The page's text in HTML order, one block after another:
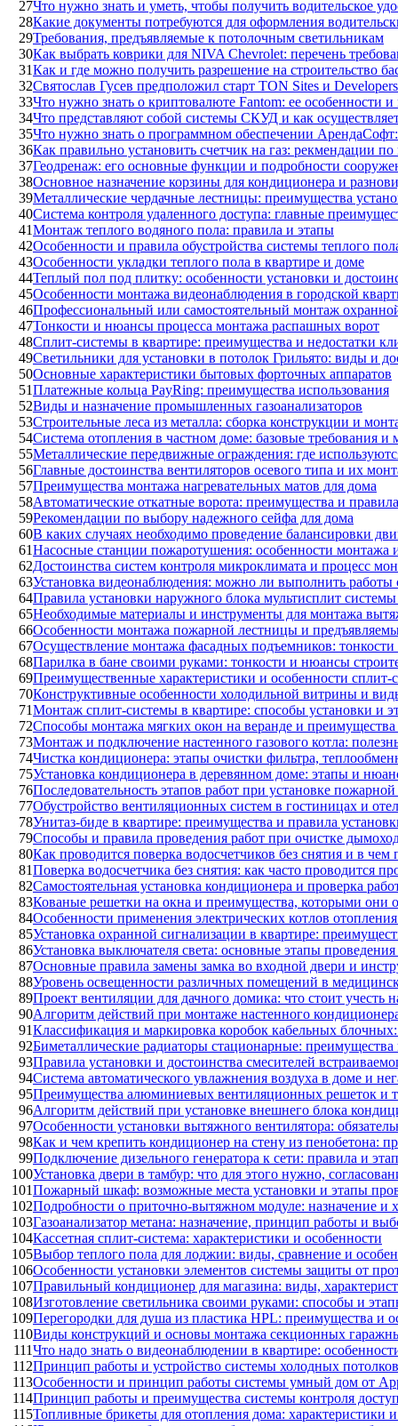
27Что нужно знать и уметь, чтобы получить водительское
28Какие документы потребуются для оформления
29Требования, предъявляемые к потолочным светильникам
30Как выбрать коврики для NIVA Chevrolet: перечень
31Как и где можно получить разрешение на строительство
32Святослав Гусев предположил старт TON Sites и
33Что нужно знать о криптовалюте Fantom: ее особенности
34Что представляют собой системы СКУД и как
35Что нужно знать о программном обеспечении
36Как правильно установить счетчик на газ: рекмендации
37Геодренаж: его основные функции и подробности
38Основное назначение корзины для кондиционера и
39Металлические чердачные лестницы: преимущества
40Система контроля удаленного доступа: главные
41Монтаж теплого водяного пола: правила и этапы
42Особенности и правила обустройства системы теплого
43Особенности укладки теплого пола в квартире и доме
44Теплый пол под плитку: особенности установки и
45Особенности монтажа видеонаблюдения в городской
46Профессиональный или самостоятельный монтаж
47Тонкости и нюансы процесса монтажа распашных ворот
48Сплит-системы в квартире: преимущества и недостатки
49Светильники для установки в потолок Грильято: виды и
50Основные характеристики бытовых форточных аппаратов
51Платежные кольца PayRing: преимущества использования
52Виды и назначение промышленных газоанализаторов
53Строительные леса из металла: сборка конструкции и
54Система отопления в частном доме: базовые требования и
55Металлические передвижные ограждения: где
56Главные достоинства вентиляторов осевого типа и их
57Преимущества монтажа нагревательных матов для дома
58Автоматические откатные ворота: преимущества и
59Рекомендации по выбору надежного сейфа для дома
60В каких случаях необходимо проведение балансировки
61Насосные станции пожаротушения: особенности монтажа
62Достоинства систем контроля микроклимата и процесс
63Установка видеонаблюдения: можно ли выполнить работы
64Правила установки наружного блока мультисплит
65Необходимые материалы и инструменты для монтажа
66Особенности монтажа пожарной лестницы и
67Осуществление монтажа фасадных подъемников:
68Парилка в бане своими руками: тонкости и нюансы
69Преимущественные характеристики и особенности
70Конструктивные особенности холодильной витрины и
71Монтаж сплит-системы в квартире: способы установки и
72Способы монтажа мягких окон на веранде и
73Монтаж и подключение настенного газового котла:
74Чистка кондиционера: этапы очистки фильтра,
75Установка кондиционера в деревянном доме: этапы и
76Последовательность этапов работ при установке
77Обустройство вентиляционных систем в гостиницах и
78Унитаз-биде в квартире: преимущества и правила
79Способы и правила проведения работ при очистке
80Как проводится поверка водосчетчиков без снятия и в
81Поверка водосчетчика без снятия: как часто проводится
82Самостоятельная установка кондиционера и проверка
83Кованые решетки на окна и преимущества, которыми они
84Особенности применения электрических котлов
85Установка охранной сигнализации в квартире:
86Установка выключателя света: основные этапы проведения
87Основные правила замены замка во входной двери и
88Уровень освещенности различных помещений в
89Проект вентиляции для дачного домика: что стоит учесть
90Алгоритм действий при монтаже настенного
91Классификация и маркировка коробок кабельных
92Биметаллические радиаторы стационарные:
93Правила установки и достоинства смесителей
94Система автоматического увлажнения воздуха в доме и
95Преимущества алюминиевых вентиляционных решеток и
96Алгоритм действий при установке внешнего блока
97Особенности установки вытяжного вентилятора:
98Как и чем крепить кондиционер на стену из пенобетона:
99Подключение дизельного генератора к сети: правила и
100Установка двери в тамбур: что для этого нужно,
101Пожарный шкаф: возможные места установки и этапы
102Подробности о приточно-вытяжном модуле: назначение и
103Газоанализатор метана: назначение, принцип работы и
104Кассетная сплит-система: характеристики и особенности
105Выбор теплого пола для лоджии: виды, сравнение и
106Особенности установки элементов системы защиты от
107Правильный кондиционер для магазина: виды,
108Изготовление светильника своими руками: способы и
109Перегородки для душа из пластика HPL: преимущества и
110Виды конструкций и основы монтажа секционных
111Что надо знать о видеонаблюдении в квартире:
112Принцип работы и устройство системы холодных потолков
113Особенности и принцип работы системы умный дом от
114Принцип работы и преимущества системы контроля
115Топливные брикеты для отопления дома: характеристики